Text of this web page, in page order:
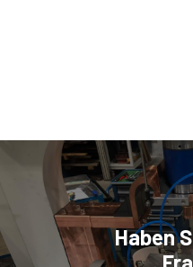
Haben